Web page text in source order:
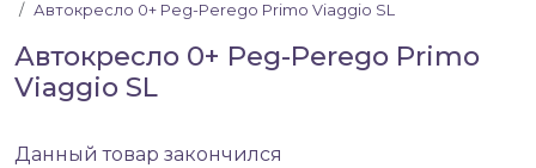
Автокресло 0+ Peg-Perego Primo Viaggio SL
Автокресло 0+ Peg-Perego Primo
Viaggio SL
Данный товар закончился